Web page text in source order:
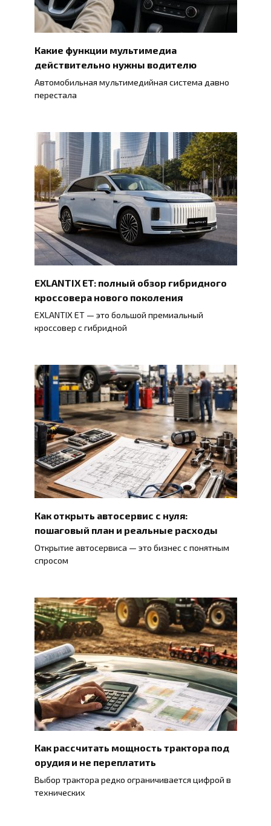
Какие функции мультимедиа
действительно нужны водителю
Автомобильная мультимедийная система давно
перестала
EXLANTIX ET: полный обзор гибридного
кроссовера нового поколения
EXLANTIX ET — это большой премиальный
кроссовер с гибридной
Как открыть автосервис с нуля:
пошаговый план и реальные расходы
Открытие автосервиса — это бизнес с понятным
спросом
Как рассчитать мощность трактора под
орудия и не переплатить
Выбор трактора редко ограничивается цифрой в
технических